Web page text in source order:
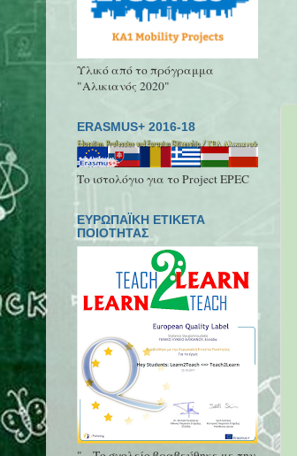
Υλικό από το πρόγραμμα
"Αλικιανός 2020"
ERASMUS+ 2016-18
Το ιστολόγιο για το Project EPEC
ΕΥΡΩΠΑΪΚΗ ΕΤΙΚΕΤΑ
ΠΟΙΟΤΗΤΑΣ